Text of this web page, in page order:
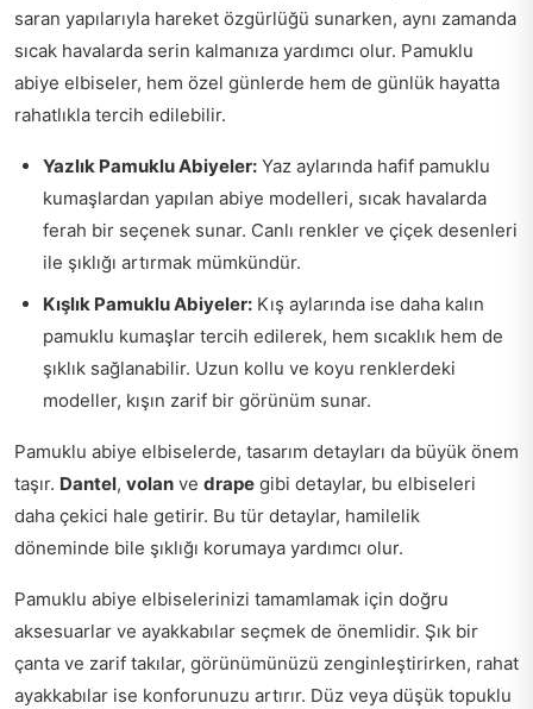
saran yapılarıyla hareket özgürlüğü sunarken, aynı zamanda
sıcak havalarda serin kalmanıza yardımcı olur. Pamuklu
abiye elbiseler, hem özel günlerde hem de günlük hayatta
rahatlıkla tercih edilebilir.
Yazlık Pamuklu Abiyeler: Yaz aylarında hafif pamuklu
kumaşlardan yapılan abiye modelleri, sıcak havalarda
ferah bir seçenek sunar. Canlı renkler ve çiçek desenleri
ile şıklığı artırmak mümkündür.
Kışlık Pamuklu Abiyeler: Kış aylarında ise daha kalın
pamuklu kumaşlar tercih edilerek, hem sıcaklık hem de
şıklık sağlanabilir. Uzun kollu ve koyu renklerdeki
modeller, kışın zarif bir görünüm sunar.
Pamuklu abiye elbiselerde, tasarım detayları da büyük önem
taşır. Dantel, volan ve drape gibi detaylar, bu elbiseleri
daha çekici hale getirir. Bu tür detaylar, hamilelik
döneminde bile şıklığı korumaya yardımcı olur.
Pamuklu abiye elbiselerinizi tamamlamak için doğru
aksesuarlar ve ayakkabılar seçmek de önemlidir. Şık bir
çanta ve zarif takılar, görünümünüzü zenginleştirirken, rahat
ayakkabılar ise konforunuzu artırır. Düz veya düşük topuklu